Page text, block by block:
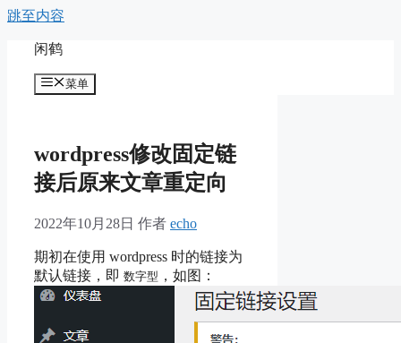
跳至内容
闲鹤
菜单
wordpress修改固定链
接后原来文章重定向
2022年10月28日 作者 echo
期初在使用 wordpress 时的链接为
默认链接，即 数字型 ，如图：